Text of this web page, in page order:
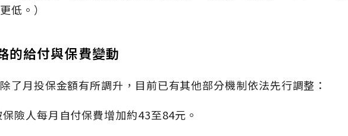
低。）
的給付與保費變動
了月投保金額有所調升，目前已有其他部分機制依法先行調整：
險人每月自付保費增加約43至84元。